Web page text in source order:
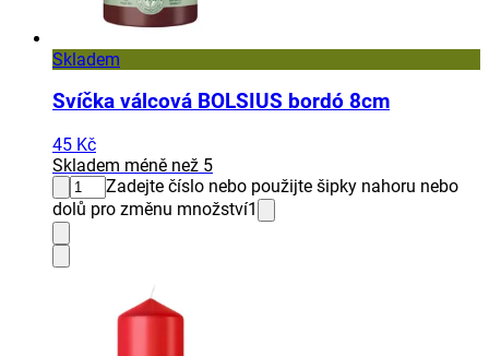
Skladem
Svíčka válcová BOLSIUS bordó 8cm
45 Kč
Skladem méně než 5
Zadejte číslo nebo použijte šipky nahoru nebo
dolů pro změnu množství1